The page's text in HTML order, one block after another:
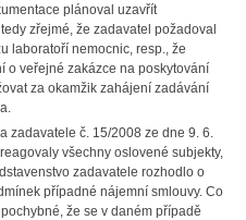
plánoval uzavřít
zřejmé, že zadavatel požadoval
laboratoří nemocnic, resp., že
o veřejné zakázce na poskytování
za okamžik zahájení zadávání
zadavatele č. 15/2008 ze dne 9. 6.
všechny oslovené subjekty,
zadavatele rozhodlo o
případné nájemní smlouvy. Co
že se v daném případě